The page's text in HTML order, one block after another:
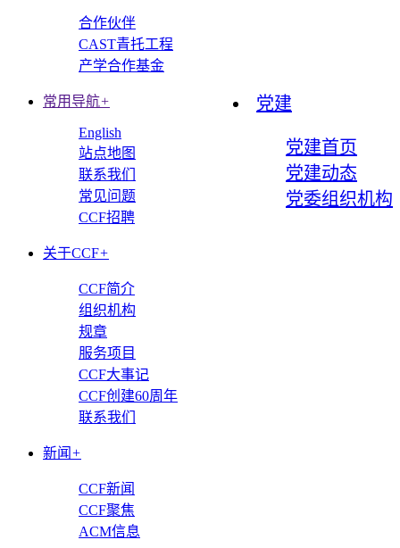
合作伙伴
CAST青托工程
产学合作基金
党建
党建首页
党建动态
党委组织机构
常用导航+
English
站点地图
联系我们
常见问题
CCF招聘
关于CCF+
CCF简介
组织机构
规章
服务项目
CCF大事记
CCF创建60周年
联系我们
新闻 +
CCF新闻
CCF聚焦
ACM信息